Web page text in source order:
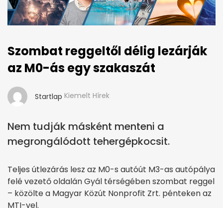
Szombat reggeltől délig lezárják
az M0-ás egy szakaszát
Startlap Kiemelt Hírek
Nem tudják másként menteni a
megrongálódott tehergépkocsit.
Teljes útlezárás lesz az M0-s autóút M3-as autópálya
felé vezető oldalán Gyál térségében szombat reggel
– közölte a Magyar Közút Nonprofit Zrt. pénteken az
MTI-vel.